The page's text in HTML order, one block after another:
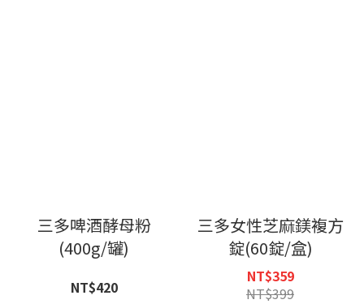
三多啤酒酵母粉
(400g/罐)
NT$420
三多女性芝麻鎂複方
錠(60錠/盒)
NT$359
NT$399